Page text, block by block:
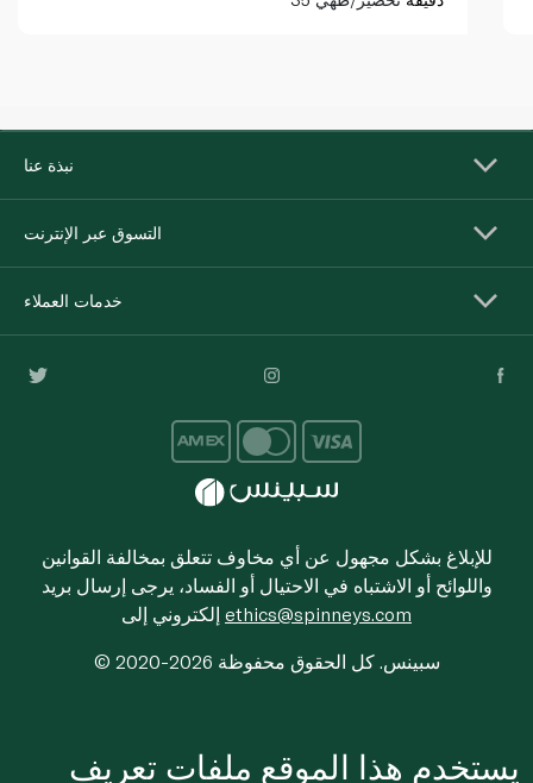
نبذة عنا
التسوق عبر الإنترنت
خدمات العملاء
للإبلاغ بشكل مجهول عن أي مخاوف تتعلق بمخالفة القوانين
واللوائح أو الاشتباه في الاحتيال أو الفساد، يرجى إرسال بريد
ethics@spinneys.com
© 2020-2026 سبينس. كل الحقوق محفوظة
يستخدم هذا الموقع ملفات تعريف